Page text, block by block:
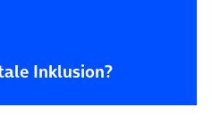
Inklusion?